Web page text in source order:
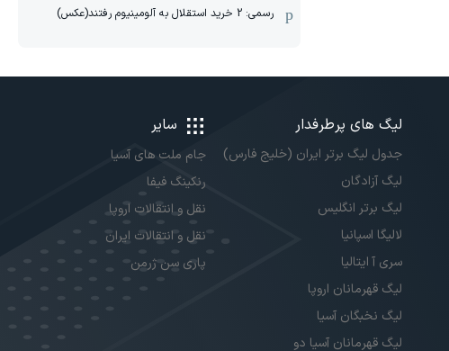
رسمی: 2 خرید استقلال به آلومینیوم رفتند(عکس)
لیگ های پرطرفدار
جدول لیگ برتر ایران (خلیج فارس)
لیگ آزادگان
لیگ برتر انگلیس
لالیگا اسپانیا
سری آ ایتالیا
لیگ قهرمانان اروپا
لیگ نخبگان آسیا
لیگ قهرمانان آسیا دو
سایر
جام ملت های آسیا
رنکینگ فیفا
نقل و انتقالات اروپا
نقل و انتقالات ایران
پاری سن ژرمن